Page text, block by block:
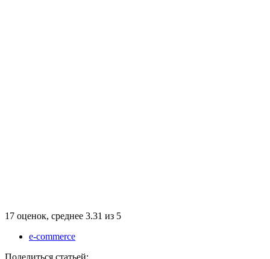
17 оценок, среднее 3.31 из 5
e-commerce
Поделиться статьей: